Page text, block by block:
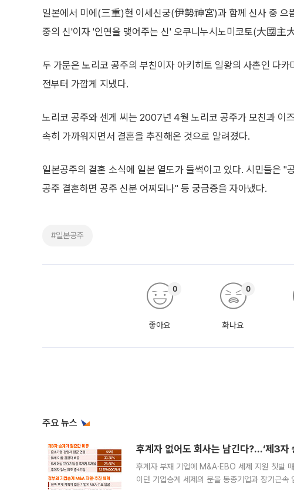
일본에서 미에(三重)현 이세신궁(伊勢神宮)과 함께 신사 중 으
중의 신'이자 '인연을 맺어주는 신' 오쿠니누시노미코토(大國主
두 가문은 노리코 공주의 부친이자 아키히토 일왕의 사촌인 다
전부터 가깝게 지냈다.
노리코 공주와 센게 씨는 2007년 4월 노리코 공주가 모친과 이
속히 가까워지면서 결혼을 추진해온 것으로 알려졌다.
일본공주의 결혼 소식에 일본 열도가 들썩이고 있다. 시민들은
공주 결혼하면 공주 신분 어찌되나" 등 궁금증을 자아냈다.
#일본공주
좋아요
0
화나요
0
주요 뉴스
후계자 없어도 회사는 남긴다?…‘제3자
후계자 부재 기업에 M&A·EBO 세제 지원 첫발
이던 기업승계 세제의 문을 동종기업과 장기근